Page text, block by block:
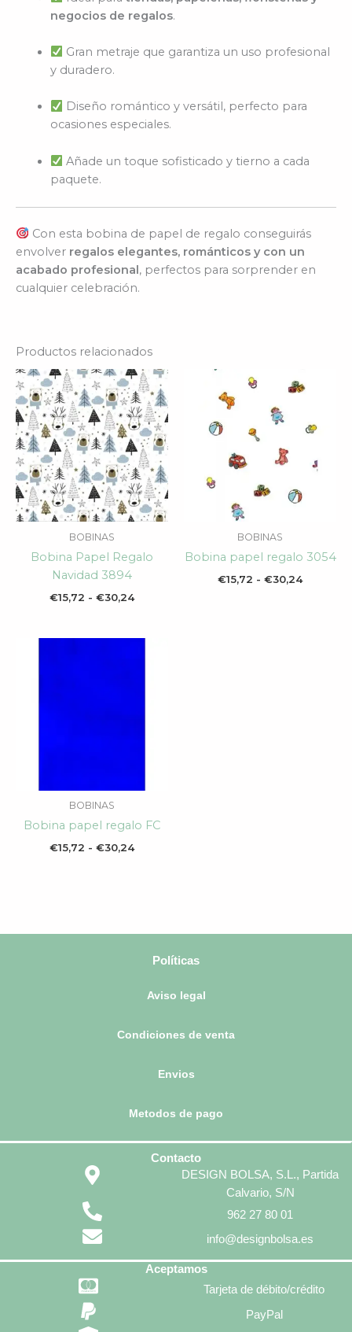
negocios de regalos.
Gran metraje que garantiza un uso profesional
y duradero.
Diseño romántico y versátil, perfecto para
ocasiones especiales.
Añade un toque sofisticado y tierno a cada
paquete.
Con esta bobina de papel de regalo conseguirás
envolver regalos elegantes, románticos y con un
acabado profesional, perfectos para sorprender en
cualquier celebración.
Productos relacionados
BOBINAS
Bobina Papel Regalo
Navidad 3894
€15,72 - €30,24
Rango
de
precios:
desde
€15,72
hasta
€30,24
BOBINAS
Bobina papel regalo 3054
€15,72 - €30,24
de
€15,72
BOBINAS
Bobina papel regalo FC
€15,72 - €30,24
Políticas
Aviso legal
Condiciones de venta
Envios
Metodos de pago
Contacto
DESIGN BOLSA, S.L., Partida
Calvario, S/N
962 27 80 01
info@designbolsa.es
Aceptamos
Tarjeta de débito/crédito
PayPal